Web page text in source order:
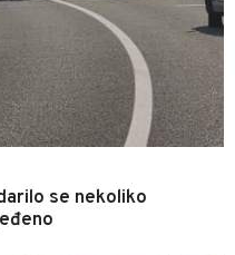
se nekoliko